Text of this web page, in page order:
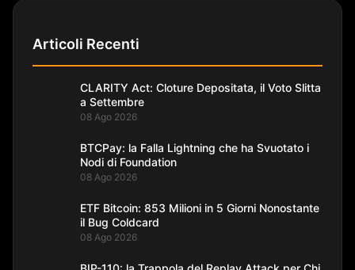
Articoli Recenti
CLARITY Act: Cloture Depositata, il Voto Slitta
a Settembre
08 Ago 2026
BTCPay: la Falla Lightning che ha Svuotato i
Nodi di Foundation
08 Ago 2026
ETF Bitcoin: 853 Milioni in 5 Giorni Nonostante
il Bug Coldcard
08 Ago 2026